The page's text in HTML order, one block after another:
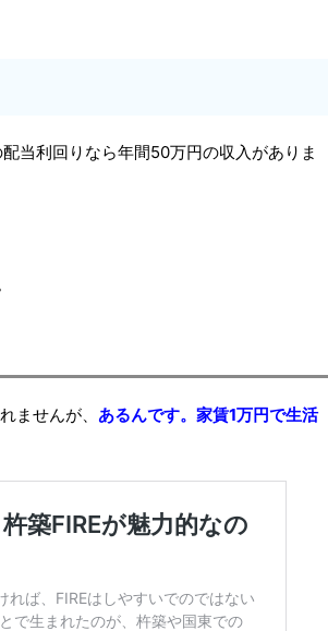
当利回りなら年間50万円の収入がありま
ませんが、 あるんです。家賃1万円で生活